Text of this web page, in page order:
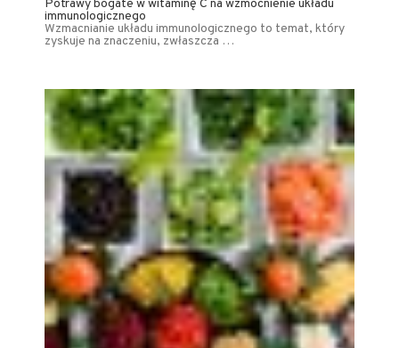
Potrawy bogate w witaminę C na wzmocnienie układu
immunologicznego
Wzmacnianie układu immunologicznego to temat, który
zyskuje na znaczeniu, zwłaszcza …